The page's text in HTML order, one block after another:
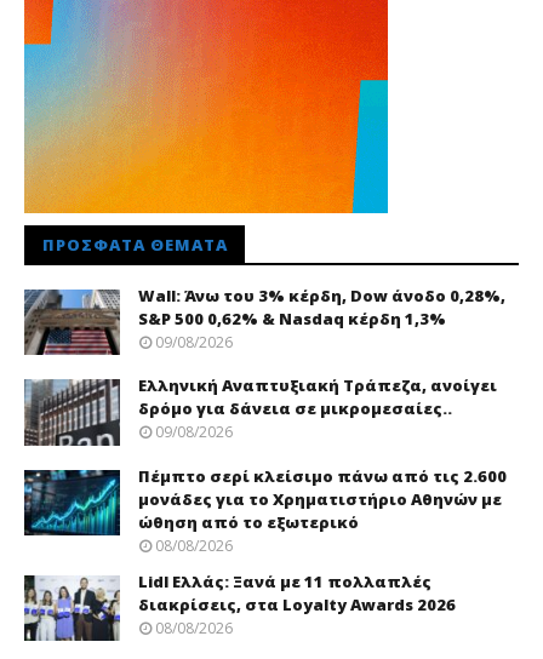
ΠΡΌΣΦΑΤΑ ΘΈΜΑΤΑ
Wall: Άνω του 3% κέρδη, Dow άνοδο 0,28%,
S&P 500 0,62% & Nasdaq κέρδη 1,3%
09/08/2026
Ελληνική Αναπτυξιακή Τράπεζα, ανοίγει
δρόμο για δάνεια σε μικρομεσαίες..
09/08/2026
Πέμπτο σερί κλείσιμο πάνω από τις 2.600
μονάδες για το Χρηματιστήριο Αθηνών με
ώθηση από το εξωτερικό
08/08/2026
Lidl Ελλάς: Ξανά με 11 πολλαπλές
διακρίσεις, στα Loyalty Awards 2026
08/08/2026